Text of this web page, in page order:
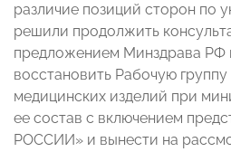
различие позиций сторон по
решили продолжить
предложением Минздрава РФ
восстановить Рабочую
медицинских изделий при
ее состав с включением
РОССИИ» и вынести на